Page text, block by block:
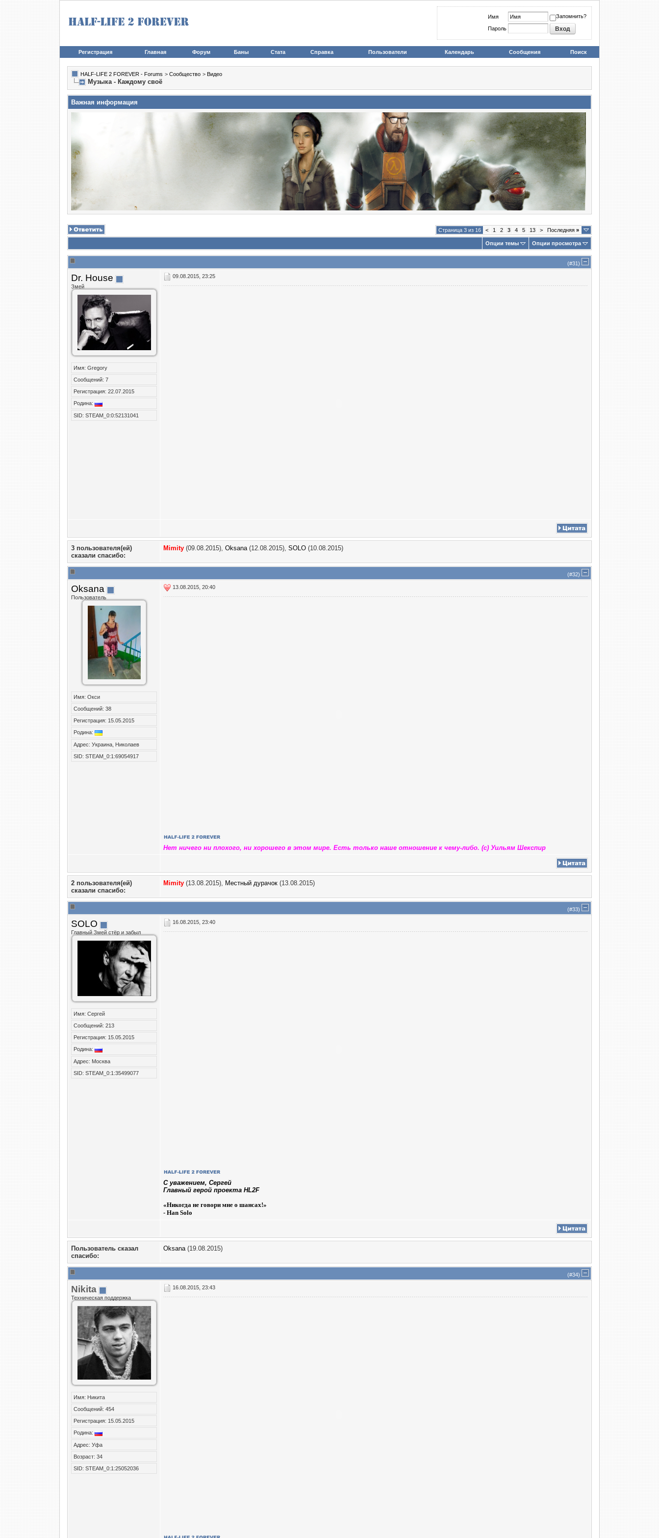
Имя Запомнить?
Пароль
Регистрация Главная Форум Баны Стата Справка Пользователи Календарь Сообщения Поиск
HALF-LIFE 2 FOREVER - Forums > Сообщество > Видео
Музыка - Каждому своё
Важная информация
Страница 3 из 16 < 1 2 3 4 5 13 > Последняя »
Опции темы Опции просмотра
(#31)
Dr. House
Змей
Имя: Gregory
Сообщений: 7
Регистрация: 22.07.2015
Родина:
SID: STEAM_0:0:52131041
09.08.2015, 23:25
3 пользователя(ей)
сказали cпасибо:
Mimity (09.08.2015), Oksana(12.08.2015), SOLO (10.08.2015)
(#32)
Oksana
Пользователь
Имя: Окси
Сообщений: 38
Регистрация: 15.05.2015
Родина:
Адрес: Украина, Николаев
SID: STEAM_0:1:69054917
13.08.2015, 20:40
Нет ничего ни плохого, ни хорошего в этом мире. Есть только наше отношение к чему-либо. (с) Уильям Шекспир
2 пользователя(ей)
сказали cпасибо:
Mimity (13.08.2015), Местный дурачок (13.08.2015)
(#33)
SOLO
Главный Змей стёр и забыл
Имя: Сергей
Сообщений: 213
Регистрация: 15.05.2015
Родина:
Адрес: Москва
SID: STEAM_0:1:35499077
16.08.2015, 23:40
C уважением, Сергей
Главный герой проекта HL2F
«Никогда не говори мне о шансах!»
- Han Solo
Пользователь сказал
cпасибо:
Oksana(19.08.2015)
(#34)
Nikita
Техническая поддержка
Имя: Никита
Сообщений: 454
Регистрация: 15.05.2015
Родина:
Адрес: Уфа
Возраст: 34
SID: STEAM_0:1:25052036
16.08.2015, 23:43